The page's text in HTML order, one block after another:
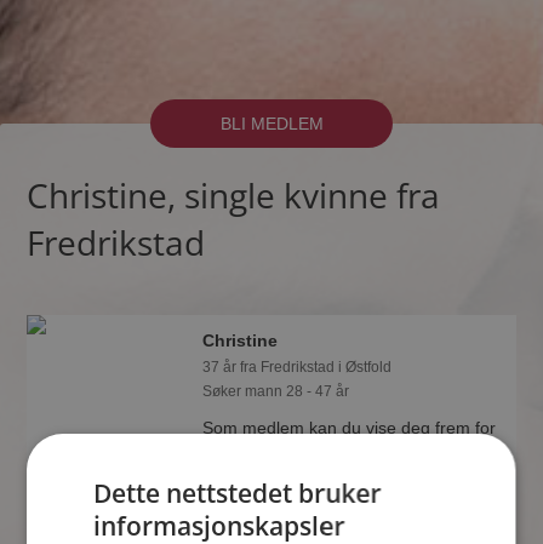
BLI MEDLEM
Christine, single kvinne fra
Fredrikstad
Christine
37 år fra Fredrikstad i Østfold
Søker mann 28 - 47 år
Som medlem kan du vise deg frem for
hvem som synes du er interessant.
Dette nettstedet bruker
informasjonskapsler